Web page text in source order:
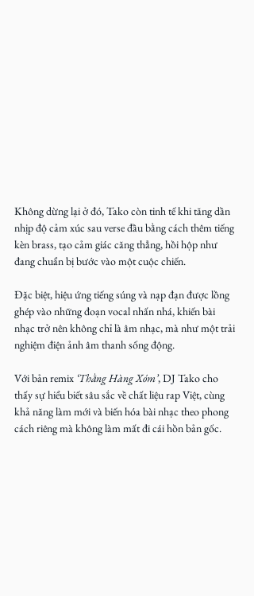
Không dừng lại ở đó, Tako còn tinh tế khi tăng dần
nhịp độ cảm xúc sau verse đầu bằng cách thêm tiếng
kèn brass, tạo cảm giác căng thẳng, hồi hộp như
đang chuẩn bị bước vào một cuộc chiến.
Đặc biệt, hiệu ứng tiếng súng và nạp đạn được lồng
ghép vào những đoạn vocal nhấn nhá, khiến bài
nhạc trở nên không chỉ là âm nhạc, mà như một trải
nghiệm điện ảnh âm thanh sống động.
Với bản remix ‘Thằng Hàng Xóm’, DJ Tako cho
thấy sự hiểu biết sâu sắc về chất liệu rap Việt, cùng
khả năng làm mới và biến hóa bài nhạc theo phong
cách riêng mà không làm mất đi cái hồn bản gốc.